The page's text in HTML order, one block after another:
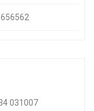
031007